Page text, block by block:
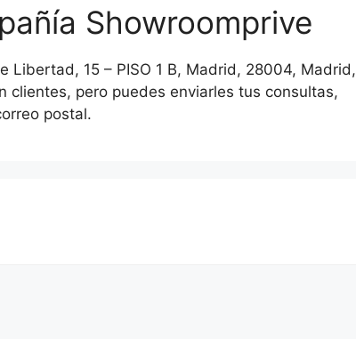
Showroomprive
Libertad, 15 – PISO 1 B, Madrid, 28004, Madrid,
clientes, pero puedes enviarles tus consultas,
postal.